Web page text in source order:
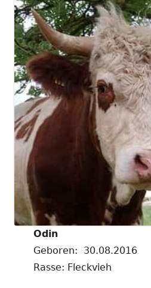
Odin
Geboren: 30.08.2016
Rasse: Fleckvieh